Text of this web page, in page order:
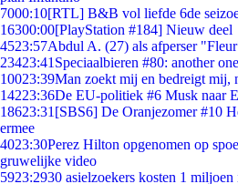
7000:10[RTL] B&B vol liefde 6de
16300:00[PlayStation #184] Nieuw deel
4523:57Abdul A. (27) als afperser
23423:41 Speciaalbieren #80: another
10023:39Man zoekt mij en bedreigt mij,
14223:36De EU-politiek #6 Musk naar
18623:31 [SBS6] De Oranjezomer #10
ermee
4023:30Perez Hilton opgenomen op
gruwelijke video
5923:2930 asielzoekers kosten 1